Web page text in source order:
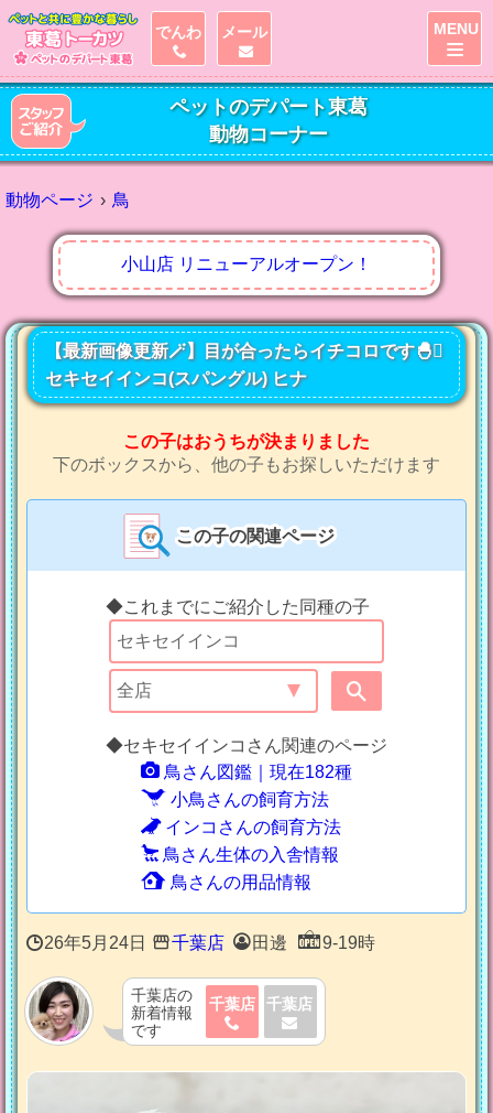
ペットのデパート東葛
動物コーナー
動物ページ 鳥
小山店 リニューアルオープン！
【最新画像更新🪄】目が合ったらイチコロです🐣🫟
セキセイインコ(スパングル) ヒナ
この子はおうちが決まりました
下のボックスから、他の子もお探しいただけます
この子の関連ページ
◆これまでにご紹介した同種の子
◆セキセイインコさん関連のページ
鳥さん図鑑｜現在182種
小鳥さんの飼育方法
インコさんの飼育方法
鳥さん生体の入舎情報
鳥さんの用品情報
26年5月24日 千葉店 田邊 9-19時
千葉店の
新着情報
です
千葉店 千葉店
でんわ メール MENU